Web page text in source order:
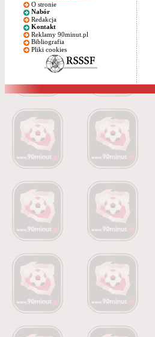
O stronie
Nabór
Redakcja
Kontakt
Reklamy 90minut.pl
Bibliografia
Pliki cookies